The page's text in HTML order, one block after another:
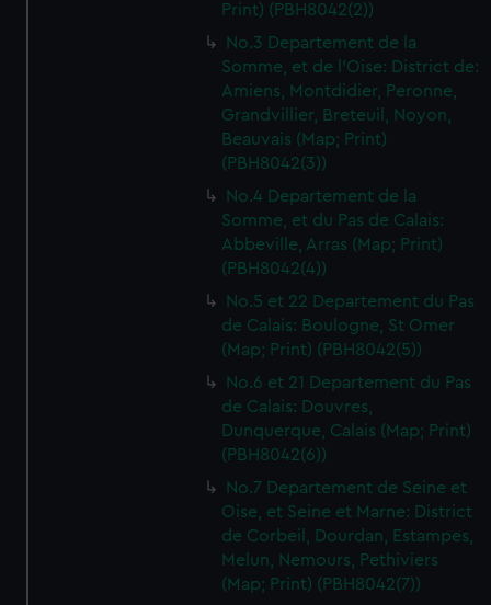
Print) (PBH8042(2))
No.3 Departement de la
Somme, et de l'Oise: District de:
Amiens, Montdidier, Peronne,
Grandvillier, Breteuil, Noyon,
Beauvais (Map; Print)
(PBH8042(3))
No.4 Departement de la
Somme, et du Pas de Calais:
Abbeville, Arras (Map; Print)
(PBH8042(4))
No.5 et 22 Departement du Pas
de Calais: Boulogne, St Omer
(Map; Print) (PBH8042(5))
No.6 et 21 Departement du Pas
de Calais: Douvres,
Dunquerque, Calais (Map; Print)
(PBH8042(6))
No.7 Departement de Seine et
Oise, et Seine et Marne: District
de Corbeil, Dourdan, Estampes,
Melun, Nemours, Pethiviers
(Map; Print) (PBH8042(7))